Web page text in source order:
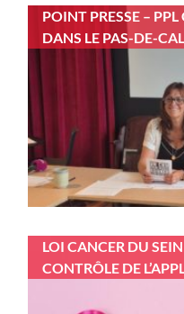
POINT PRESSE –
DANS LE PAS-DE-
LOI CANCER DU
CONTRÔLE DE